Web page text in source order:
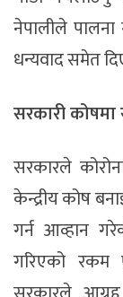
नेपालीले
धन्यवाद समेत
सरकारी कोषमा
सरकारले
केन्द्रीय कोष
गर्न आव्हान
गरिएको रकम